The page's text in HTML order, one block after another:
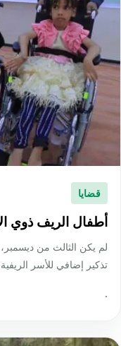
قضايا
أطفال الريف ذوي
لم يكن الثالث من
تذكير إضافي للأسر
·